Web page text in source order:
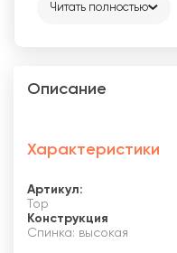
Читать полностью
Описание
Характеристики
Артикул:
Top
Конструкция
Спинка: высокая